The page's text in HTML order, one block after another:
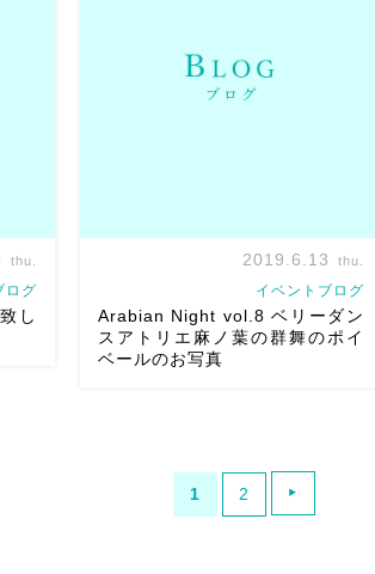
okayamaMomo Dancer先生をはじめ、皆さ
ひろみさん、 […]
thu.
ログ
し
葉の群舞のポイベールの正面からのお
写真をいただきました。 美しい照明と
2019.6.13 thu.
イベントブログ
Arabian Night vol.8 ベリーダン
スアトリエ麻ノ葉の群舞のポイ
ベールのお写真
1 2